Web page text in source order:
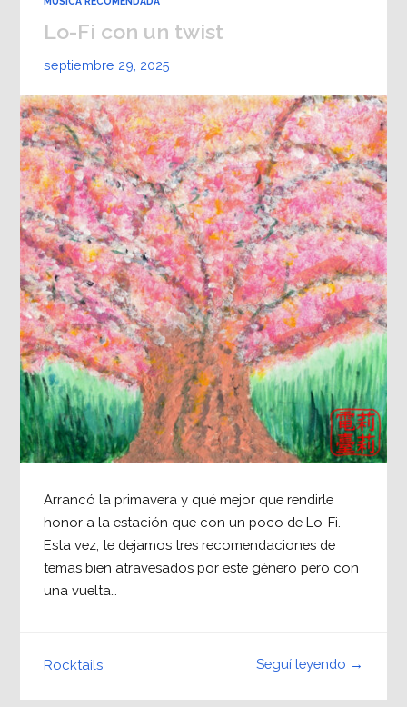
Lo-Fi con un twist
septiembre 29, 2025
Arrancó la primavera y qué mejor que rendirle
honor a la estación que con un poco de Lo-Fi.
Esta vez, te dejamos tres recomendaciones de
temas bien atravesados por este género pero con
una vuelta…
Seguí leyendo →
Rocktails